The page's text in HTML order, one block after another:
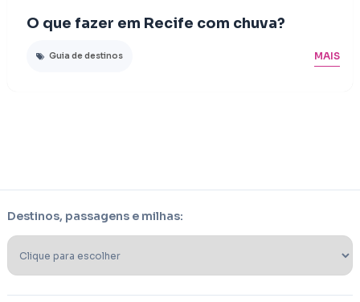
O que fazer em Recife com chuva?
Guia de destinos MAIS
Destinos, passagens e milhas: